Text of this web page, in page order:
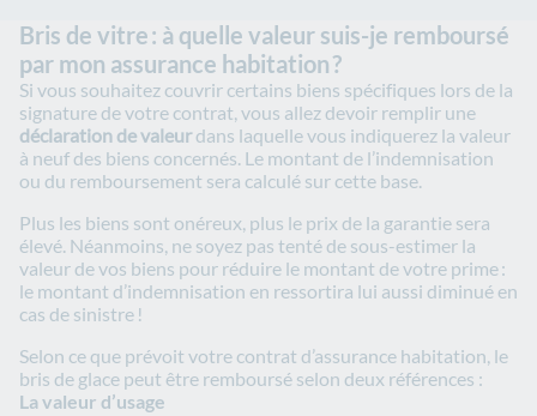
Bris de vitre : à quelle valeur suis-je remboursé
par mon assurance habitation ?
Si vous souhaitez couvrir certains biens spécifiques lors de la
signature de votre contrat, vous allez devoir remplir une
déclaration de valeurdans laquelle vous indiquerez la valeur
à neuf des biens concernés. Le montant de l’indemnisation
ou du remboursement sera calculé sur cette base.
Plus les biens sont onéreux, plus le prix de la garantie sera
élevé. Néanmoins, ne soyez pas tenté de sous-estimer la
valeur de vos biens pour réduire le montant de votre prime :
le montant d’indemnisation en ressortira lui aussi diminué en
cas de sinistre !
Selon ce que prévoit votre contrat d’assurance habitation, le
bris de glace peut être remboursé selon deux références :
La valeur d’usage